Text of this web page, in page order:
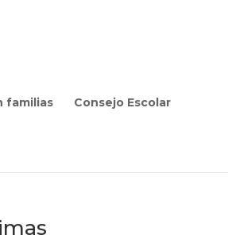
familias
Consejo Escolar